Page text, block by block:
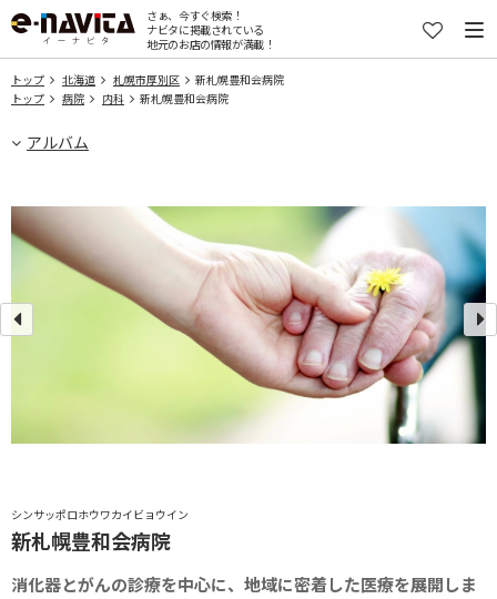
さぁ、今すぐ検索！
ナビタに掲載されている
地元のお店の情報が満載！
トップ 北海道 札幌市厚別区
新札幌豊和会病院
トップ
病院 内科 新札幌豊和会病院
アルバム
シンサッポロホウワカイビョウイン
新札幌豊和会病院
消化器とがんの診療を中心に、地域に密着した医療を展開しま